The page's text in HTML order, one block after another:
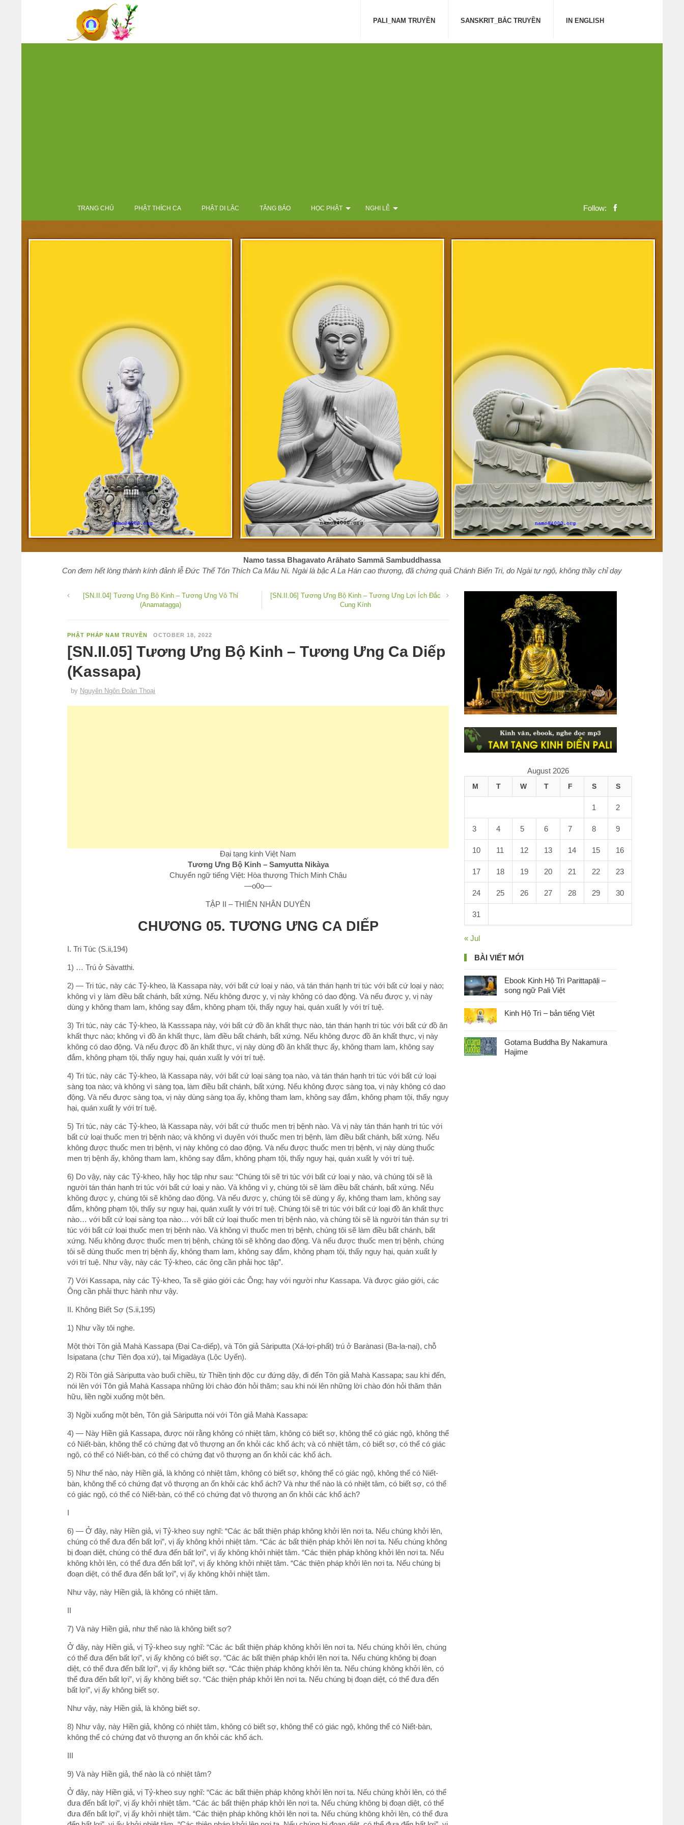
PALI_NAM TRUYỀN SANSKRIT_BẮC TRUYỀN IN ENGLISH
TRANG CHỦ PHẬT THÍCH CA PHẬT DI LẶC TĂNG BẢO HỌC PHẬT NGHI LỄ Follow:
Namo tassa Bhagavato Arāhato Sammā Sambuddhassa
Con đem hết lòng thành kính đảnh lễ Đức Thế Tôn Thích Ca Mâu Ni. Ngài là bậc A La Hán cao thượng, đã chứng quả Chánh Biến Tri, do Ngài tự ngộ, không thầy chỉ dạy
[SN.II.04] Tương Ưng Bộ Kinh – Tương Ưng Vô Thỉ
(Anamatagga)
[SN.II.06] Tương Ưng Bộ Kinh – Tương Ưng Lợi Ích Đắc
Cung Kính
PHẬT PHÁP NAM TRUYỀN OCTOBER 18, 2022
[SN.II.05] Tương Ưng Bộ Kinh – Tương Ưng Ca Diếp
(Kassapa)
by Nguyên Ngôn Đoàn Thoại
Đại tạng kinh Việt Nam
Tương Ưng Bộ Kinh – Samyutta Nikàya
Chuyển ngữ tiếng Việt: Hòa thượng Thích Minh Châu
—o0o—
TẬP II – THIÊN NHÂN DUYÊN
CHƯƠNG 05. TƯƠNG ƯNG CA DIẾP
I. Tri Túc (S.ii,194)
1) … Trú ở Sàvatthi.
2) — Tri túc, này các Tỷ-kheo, là Kassapa này, với bất cứ loại y nào, và tán thán hạnh tri túc với bất cứ loại y nào;
không vì y làm điều bất chánh, bất xứng. Nếu không được y, vị này không có dao động. Và nếu được y, vị này
dùng y không tham lam, không say đắm, không phạm tội, thấy nguy hại, quán xuất ly với trí tuệ.
3) Tri túc, này các Tỷ-kheo, là Kasssapa này, với bất cứ đồ ăn khất thực nào, tán thán hạnh tri túc với bất cứ đồ ăn
khất thực nào; không vì đồ ăn khất thực, làm điều bất chánh, bất xứng. Nếu không được đồ ăn khất thực, vị này
không có dao động. Và nếu được đồ ăn khất thực, vị này dùng đồ ăn khất thực ấy, không tham lam, không say
đắm, không phạm tội, thấy nguy hại, quán xuất ly với trí tuệ.
4) Tri túc, này các Tỷ-kheo, là Kassapa này, với bất cứ loại sàng tọa nào, và tán thán hạnh tri túc với bất cứ loại
sàng tọa nào; và không vì sàng tọa, làm điều bất chánh, bất xứng. Nếu không được sàng tọa, vị này không có dao
động. Và nếu được sàng tọa, vị này dùng sàng tọa ấy, không tham lam, không say đắm, không phạm tội, thấy nguy
hại, quán xuất ly với trí tuệ.
5) Tri túc, này các Tỷ-kheo, là Kassapa này, với bất cứ thuốc men trị bệnh nào. Và vị này tán thán hạnh tri túc với
bất cứ loại thuốc men trị bệnh nào; và không vì duyên với thuốc men trị bệnh, làm điều bất chánh, bất xứng. Nếu
không được thuốc men trị bệnh, vị này không có dao động. Và nếu được thuốc men trị bệnh, vị này dùng thuốc
men trị bệnh ấy, không tham lam, không say đắm, không phạm tội, thấy nguy hại, quán xuất ly với trí tuệ.
6) Do vậy, này các Tỷ-kheo, hãy học tập như sau: “Chúng tôi sẽ tri túc với bất cứ loại y nào, và chúng tôi sẽ là
người tán thán hạnh tri túc với bất cứ loại y nào. Và không vì y, chúng tôi sẽ làm điều bất chánh, bất xứng. Nếu
không được y, chúng tôi sẽ không dao động. Và nếu được y, chúng tôi sẽ dùng y ấy, không tham lam, không say
đắm, không phạm tội, thấy sự nguy hại, quán xuất ly với trí tuệ. Chúng tôi sẽ tri túc với bất cứ loại đồ ăn khất thực
nào… với bất cứ loại sàng tọa nào… với bất cứ loại thuốc men trị bệnh nào, và chúng tôi sẽ là người tán thán sự tri
túc với bất cứ loại thuốc men trị bệnh nào. Và không vì thuốc men trị bệnh, chúng tôi sẽ làm điều bất chánh, bất
xứng. Nếu không được thuốc men trị bệnh, chúng tôi sẽ không dao động. Và nếu được thuốc men trị bệnh, chúng
tôi sẽ dùng thuốc men trị bệnh ấy, không tham lam, không say đắm, không phạm tội, thấy nguy hại, quán xuất ly
với trí tuệ. Như vậy, này các Tỷ-kheo, các ông cần phải học tập”.
7) Với Kassapa, này các Tỷ-kheo, Ta sẽ giáo giới các Ông; hay với người như Kassapa. Và được giáo giới, các
Ông cần phải thực hành như vậy.
II. Không Biết Sợ (S.ii,195)
1) Như vầy tôi nghe.
Một thời Tôn giả Mahà Kassapa (Ðại Ca-diếp), và Tôn giả Sàriputta (Xá-lợi-phất) trú ở Barànasi (Ba-la-nại), chỗ
Isipatana (chư Tiên đọa xứ), tại Migadàya (Lộc Uyển).
2) Rồi Tôn giả Sàriputta vào buổi chiều, từ Thiền tịnh độc cư đứng dậy, đi đến Tôn giả Mahà Kassapa; sau khi đến,
nói lên với Tôn giả Mahà Kassapa những lời chào đón hỏi thăm; sau khi nói lên những lời chào đón hỏi thăm thân
hữu, liền ngồi xuống một bên.
3) Ngồi xuống một bên, Tôn giả Sàriputta nói với Tôn giả Mahà Kassapa:
4) — Này Hiền giả Kassapa, được nói rằng không có nhiệt tâm, không có biết sợ, không thể có giác ngộ, không thể
có Niết-bàn, không thể có chứng đạt vô thượng an ổn khỏi các khổ ách; và có nhiệt tâm, có biết sợ, có thể có giác
ngộ, có thể có Niết-bàn, có thể có chứng đạt vô thượng an ổn khỏi các khổ ách.
5) Như thế nào, này Hiền giả, là không có nhiệt tâm, không có biết sợ, không thể có giác ngộ, không thể có Niết-
bàn, không thể có chứng đạt vô thượng an ổn khỏi các khổ ách? Và như thế nào là có nhiệt tâm, có biết sợ, có thể
có giác ngộ, có thể có Niết-bàn, có thể có chứng đạt vô thượng an ổn khỏi các khổ ách?
I
6) — Ở đây, này Hiền giả, vị Tỷ-kheo suy nghĩ: “Các ác bất thiện pháp không khởi lên nơi ta. Nếu chúng khởi lên,
chúng có thể đưa đến bất lợi”, vị ấy không khởi nhiệt tâm. “Các ác bất thiện pháp khởi lên nơi ta. Nếu chúng không
bị đoạn diệt, chúng có thể đưa đến bất lợi”, vị ấy không khởi nhiệt tâm. “Các thiện pháp không khởi lên nơi ta. Nếu
không khởi lên, có thể đưa đến bất lợi”, vị ấy không khởi nhiệt tâm. “Các thiện pháp khởi lên nơi ta. Nếu chúng bị
đoạn diệt, có thể đưa đến bất lợi”, vị ấy không khởi nhiệt tâm.
Như vậy, này Hiền giả, là không có nhiệt tâm.
II
7) Và này Hiền giả, như thế nào là không biết sợ?
Ở đây, này Hiền giả, vị Tỷ-kheo suy nghĩ: “Các ác bất thiện pháp không khởi lên nơi ta. Nếu chúng khởi lên, chúng
có thể đưa đến bất lợi”, vị ấy không có biết sợ. “Các ác bất thiện pháp khởi lên nơi ta. Nếu chúng không bị đoạn
diệt, có thể đưa đến bất lợi”, vị ấy không biết sợ. “Các thiện pháp không khởi lên ta. Nếu chúng không khởi lên, có
thể đưa đến bất lợi”, vị ấy không biết sợ. “Các thiện pháp khởi lên nơi ta. Nếu chúng bị đoạn diệt, có thể đưa đến
bất lợi”, vị ấy không biết sợ.
Như vậy, này Hiền giả, là không biết sợ.
8) Như vậy, này Hiền giả, không có nhiệt tâm, không có biết sợ, không thể có giác ngộ, không thể có Niết-bàn,
không thể có chứng đạt vô thượng an ổn khỏi các khổ ách.
III
9) Và này Hiền giả, thế nào là có nhiệt tâm?
Ở đây, này Hiền giả, vị Tỷ-kheo suy nghĩ: “Các ác bất thiện pháp không khởi lên nơi ta. Nếu chúng khởi lên, có thể
đưa đến bất lợi”, vị ấy khởi nhiệt tâm. “Các ác bất thiện pháp khởi lên nơi ta. Nếu chúng không bị đoạn diệt, có thể
đưa đến bất lợi”, vị ấy khởi nhiệt tâm. “Các thiện pháp không khởi lên nơi ta. Nếu chúng không khởi lên, có thể đưa
August 2026
M T W T F S S
1 2
3 4 5 6 7 8 9
10 11 12 13 14 15 16
17 18 19 20 21 22 23
24 25 26 27 28 29 30
31
« Jul
BÀI VIẾT MỚI
Ebook Kinh Hộ Trì Parittapāḷi –
song ngữ Pali Việt
Kinh Hộ Trì – bản tiếng Việt
Gotama Buddha By Nakamura
Hajime